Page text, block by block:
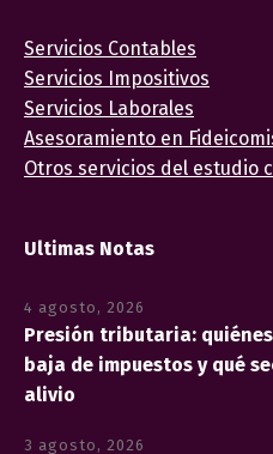
Servicios Contables
Servicios Impositivos
Servicios Laborales
Asesoramiento en
Otros servicios del estudio
Ultimas Notas
4 agosto, 2026
Presión tributaria:
baja de impuestos y qué
alivio
3 agosto, 2026